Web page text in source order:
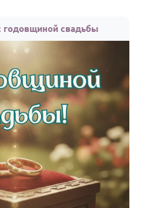
годовщиной свадьбы